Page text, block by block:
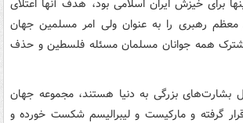
برای خیزش ایران اسلامی بود، هدف آنها اعتلای
معظم رهبری را به عنوان ولی امر مسلمین جهان
مشترک همه جوانان مسلمان مسئله فلسطین و حذف
بشارت‌های بزرگی به دنیا هستند، مجموعه جهان
گرفته و مارکیست و لیبرالیسم شکست خورده و